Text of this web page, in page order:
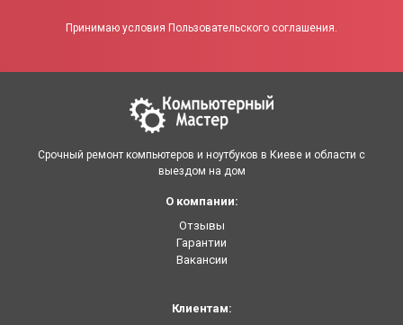
Принимаю условия Пользовательского соглашения.
Срочный ремонт компьютеров и ноутбуков в Киеве и области с
выездом на дом
О компании:
Отзывы
Гарантии
Вакансии
Клиентам: